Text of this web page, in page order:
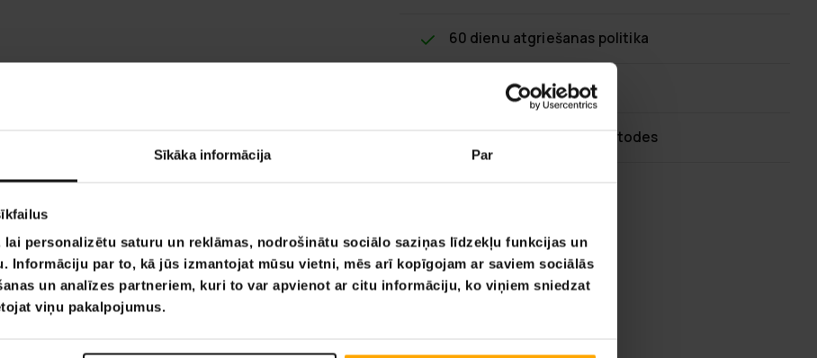
Sīkāka informācija Par
lai personalizētu saturu un reklāmas, nodrošinātu sociālo saziņas līdzekļu funkcijas un
Informāciju par to, kā jūs izmantojat mūsu vietni, mēs arī kopīgojam ar saviem sociālās
un analīzes partneriem, kuri to var apvienot ar citu informāciju, ko viņiem sniedzat
viņu pakalpojumus.
60 dienu atgriešanas politika
Ātra klientu apkalpošana
Elastīgas maksājumu metodes